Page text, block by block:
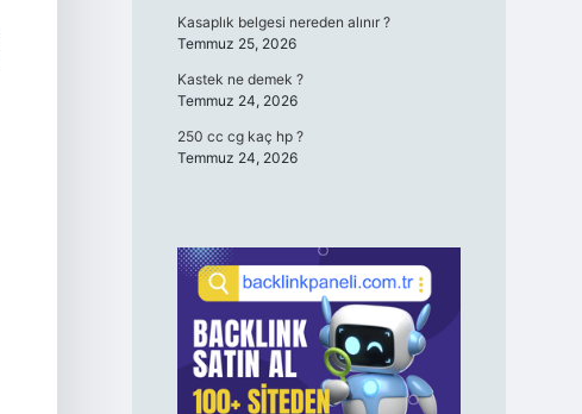
Kasaplık belgesi nereden alınır ?
Temmuz 25, 2026
Kastek ne demek ?
Temmuz 24, 2026
250 cc cg kaç hp ?
Temmuz 24, 2026